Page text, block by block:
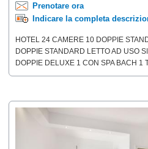
Prenotare ora
Indicare la completa
HOTEL 24 CAMERE 10 DOPPIE
DOPPIE STANDARD LETTO AD USO
DOPPIE DELUXE 1 CON SPA BACH 1